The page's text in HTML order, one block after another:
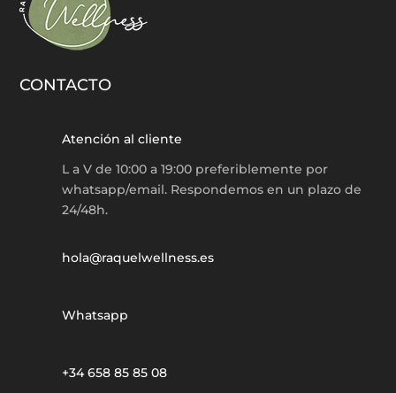
CONTACTO
Atención al cliente
L a V de 10:00 a 19:00 preferiblemente por
whatsapp/email. Respondemos en un plazo de
24/48h.
hola@raquelwellness.es
Whatsapp
+34 658 85 85 08